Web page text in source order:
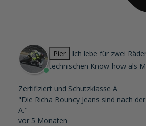
Pier
Ich lebe für zwei
technischen Know-how als
Zertifiziert und Schutzklasse A
"Die Richa Bouncy Jeans sind nach
A."
vor 5 Monaten